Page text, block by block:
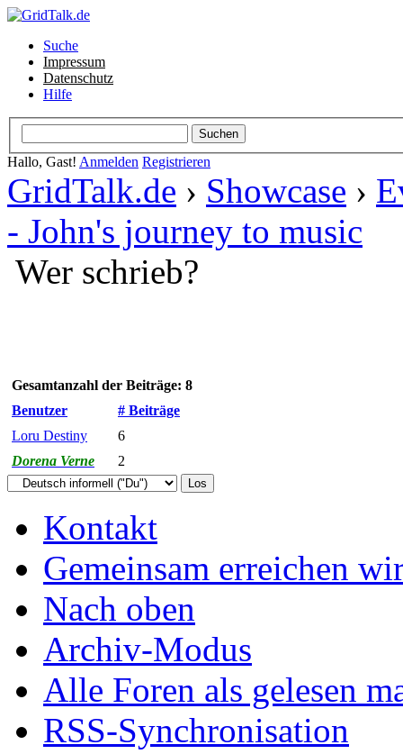
Suche
Impressum
Datenschutz
Hilfe
Hallo, Gast! Anmelden Registrieren
GridTalk.de › Showcase ›
- John's journey to music
Wer schrieb?
Gesamtanzahl der Beiträge: 8
Benutzer
# Beiträge
Loru Destiny
6
Dorena Verne
2
Kontakt
Gemeinsam erreichen
Nach oben
Archiv-Modus
Alle Foren als gelesen
RSS-Synchronisation